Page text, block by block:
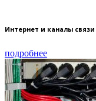
Интернет и каналы
подробнее